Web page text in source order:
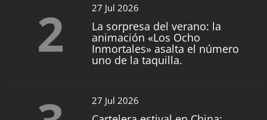
2 27 Jul 2026
La sorpresa del verano: la
animación «Los Ocho
Inmortales» asalta el número
uno de la taquilla.
27 Jul 2026